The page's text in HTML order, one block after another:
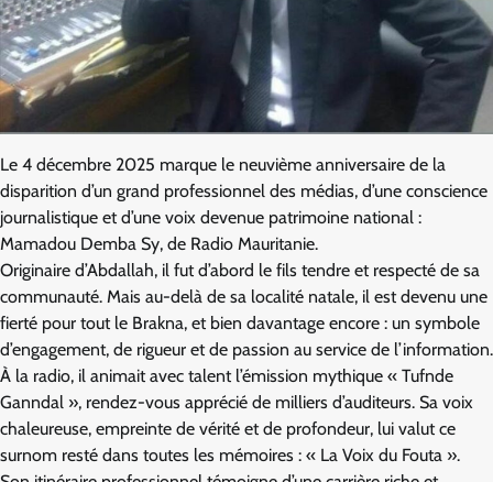
Le 4 décembre 2025 marque le neuvième anniversaire de la
disparition d’un grand professionnel des médias, d’une conscience
journalistique et d’une voix devenue patrimoine national :
Mamadou Demba Sy, de Radio Mauritanie.
Originaire d’Abdallah, il fut d’abord le fils tendre et respecté de sa
communauté. Mais au-delà de sa localité natale, il est devenu une
fierté pour tout le Brakna, et bien davantage encore : un symbole
d’engagement, de rigueur et de passion au service de l’information.
À la radio, il animait avec talent l’émission mythique « Tufnde
Ganndal », rendez-vous apprécié de milliers d’auditeurs. Sa voix
chaleureuse, empreinte de vérité et de profondeur, lui valut ce
surnom resté dans toutes les mémoires : « La Voix du Fouta ».